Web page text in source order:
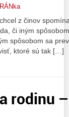
z činov
či iným
spôsobom sa
ktoré sú tak […]
rodinu